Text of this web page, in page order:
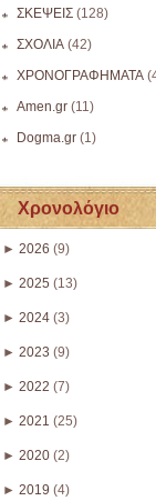
ΣΚΕΨΕΙΣ (128)
ΣΧΟΛΙΑ (42)
ΧΡΟΝΟΓΡΑΦΗΜΑΤΑ
Amen.gr (11)
Dogma.gr (1)
Χρονολόγιο
► 2026 (9)
► 2025 (13)
► 2024 (3)
► 2023 (9)
► 2022 (7)
► 2021 (25)
► 2020 (2)
► 2019 (4)